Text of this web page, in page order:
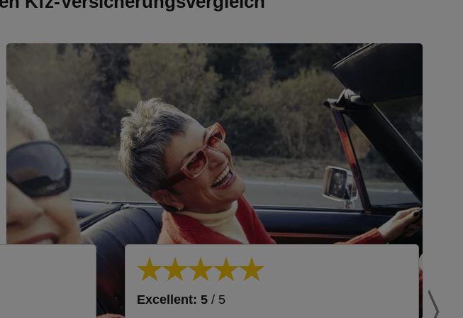
Excellent: 5 / 5